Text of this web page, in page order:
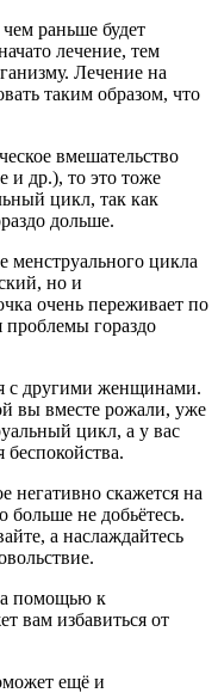
раньше будет
лечение, тем
Лечение на
таким образом, что
вмешательство
и др.), то это тоже
цикл, так как
дольше.
менструального цикла
но и
очень переживает по
проблемы гораздо
с другими женщинами.
вы вместе рожали, уже
цикл, а у вас
беспокойства.
негативно скажется на
не добьётесь.
а наслаждайтесь
помощью к
вам избавиться от
ещё и